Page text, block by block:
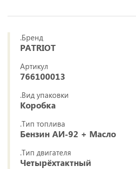
.Бренд
PATRIOT
Артикул
766100013
.Вид упаковки
Коробка
.Тип топлива
Бензин АИ-92 + Масло
.Тип двигателя
Четырёхтактный